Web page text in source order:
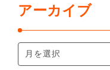
アーカイブ